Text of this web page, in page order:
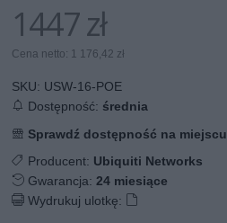
1447 zł
Cena netto: 1 176,42 zł
SKU: USW-16-POE
Dostępność: średnia
Sprawdź dostępność na miejscu
Producent: Ubiquiti Networks
Gwarancja:24 miesiące
Wydrukuj ulotkę: